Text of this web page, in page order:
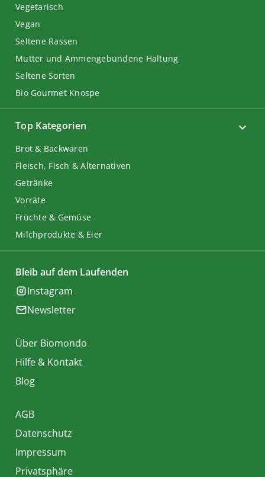
Top Kategorien
Brot & Backwaren
Fleisch, Fisch & Alternativen
Getränke
Vorräte
Früchte & Gemüse
Milchprodukte & Eier
Vegetarisch
Vegan
Seltene Rassen
Mutter und Ammengebundene Haltung
Seltene Sorten
Bio Gourmet Knospe
Bleib auf dem Laufenden
Instagram
Newsletter
Über Biomondo
Hilfe & Kontakt
Blog
AGB
Datenschutz
Impressum
Privatsphäre